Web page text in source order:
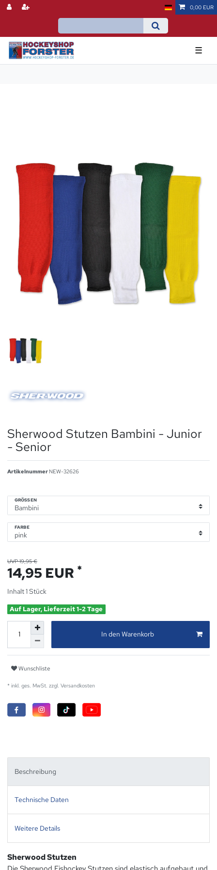
0,00 EUR
☰
Sherwood Stutzen Bambini - Junior
- Senior
Artikelnummer NEW-32626
GRÖSSEN
FARBE
UVP 19,95 €
14,95 EUR *
Inhalt1Stück
Auf Lager, Lieferzeit 1-2 Tage
In den Warenkorb
Wunschliste
* inkl. ges. MwSt. zzgl. Versandkosten
Beschreibung
Technische Daten
Weitere Details
Sherwood Stutzen